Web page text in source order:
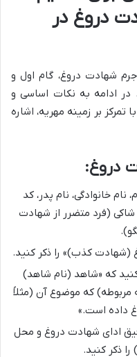
دروغ در
شهادت دروغ، گام اول و
ادامه به نکات اساسی و
بر زمینه مهریه، اشاره
دروغ:
نام خانوادگی، نام پدر، کد
(فرد متضرر از شهادت
(شهادت کذب)» را ذکر کنید.
که «شاهد (نام شاهد)
مربوطه) که موضوع آن (مثلاً
داده است.»
ادای شهادت دروغ و محل
ذکر کنید.